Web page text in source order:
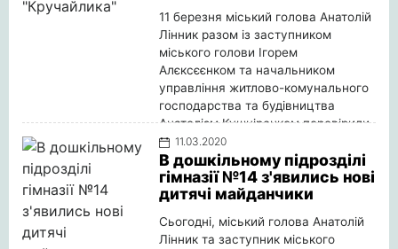
11 березня міський голова Анатолій
Лінник разом із заступником
міського голови Ігорем
Алєксєєнком та начальником
управління житлово-комунального
господарства та будівництва
Анатолієм Кушніренком перевірили
стан виконання ремонтних робіт по
реконструкції приміщень колишньої
ЗОШ І ст. № 8 під заклад дошкільної
освіти (дитячий садок) № 8
Детальніше
11.03.2020
В дошкільному підрозділі
гімназії №14 з'явились нові
дитячі майданчики
Сьогодні, міський голова Анатолій
Лінник та заступник міського